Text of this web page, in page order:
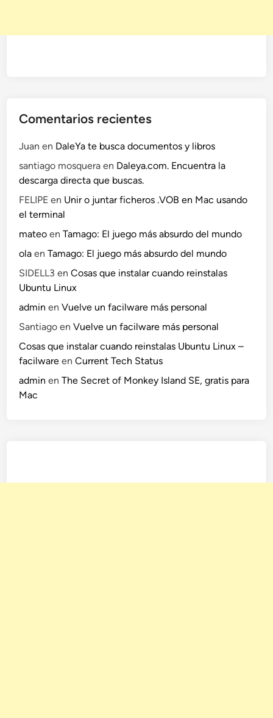
Comentarios recientes
Juan en DaleYa te busca documentos y libros
santiago mosquera en Daleya.com. Encuentra la
descarga directa que buscas.
FELIPE en Unir o juntar ficheros .VOB en Mac usando
el terminal
mateo enTamago: El juego más absurdo del mundo
ola enTamago: El juego más absurdo del mundo
SIDELL3 enCosas que instalar cuando reinstalas
Ubuntu Linux
admin enVuelve un facilware más personal
Santiago enVuelve un facilware más personal
Cosas que instalar cuando reinstalas Ubuntu Linux –
facilware enCurrent Tech Status
admin enThe Secret of Monkey Island SE, gratis para
Mac